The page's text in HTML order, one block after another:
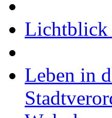
Lichtblick
Leben in